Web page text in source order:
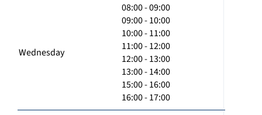
Wednesday
08:00 - 09:00
09:00 - 10:00
10:00 - 11:00
11:00 - 12:00
12:00 - 13:00
13:00 - 14:00
15:00 - 16:00
16:00 - 17:00